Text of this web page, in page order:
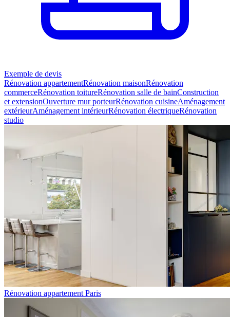
Exemple de devis
Rénovation appartementRénovation maisonRénovation
commerceRénovation toitureRénovation salle de bainConstruction
et extensionOuverture mur porteurRénovation cuisineAménagement
extérieurAménagement intérieurRénovation électriqueRénovation
studio
Rénovation appartement Paris